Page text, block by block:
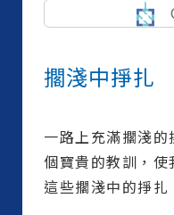
擱淺中掙扎
一路上充滿擱淺
個寶貴的教訓，
這些擱淺中的掙